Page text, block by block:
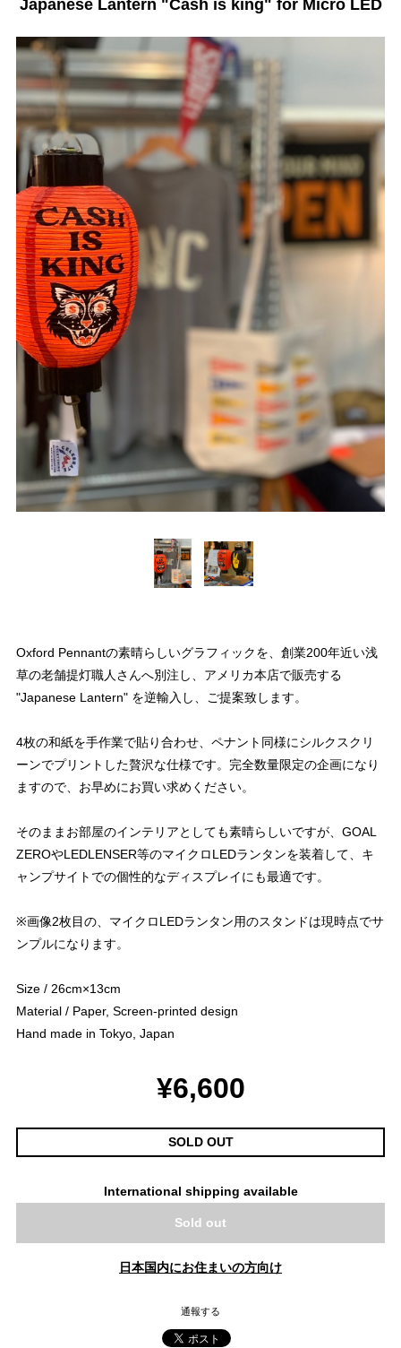
Japanese Lantern "Cash is king" for Micro LED
Oxford Pennantの素晴らしいグラフィックを、創業200年近い浅
草の老舗提灯職人さんへ別注し、アメリカ本店で販売する
"Japanese Lantern" を逆輸入し、ご提案致します。
4枚の和紙を手作業で貼り合わせ、ペナント同様にシルクスクリ
ーンでプリントした贅沢な仕様です。完全数量限定の企画になり
ますので、お早めにお買い求めください。
そのままお部屋のインテリアとしても素晴らしいですが、GOAL
ZEROやLEDLENSER等のマイクロLEDランタンを装着して、キ
ャンプサイトでの個性的なディスプレイにも最適です。
※画像2枚目の、マイクロLEDランタン用のスタンドは現時点でサ
ンプルになります。
Size / 26cm×13cm
Material / Paper, Screen-printed design
Hand made in Tokyo, Japan
¥6,600
SOLD OUT
International shipping available
Sold out
日本国内にお住まいの方向け
通報する